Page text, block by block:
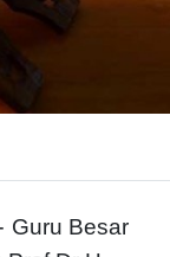
Guru Besar